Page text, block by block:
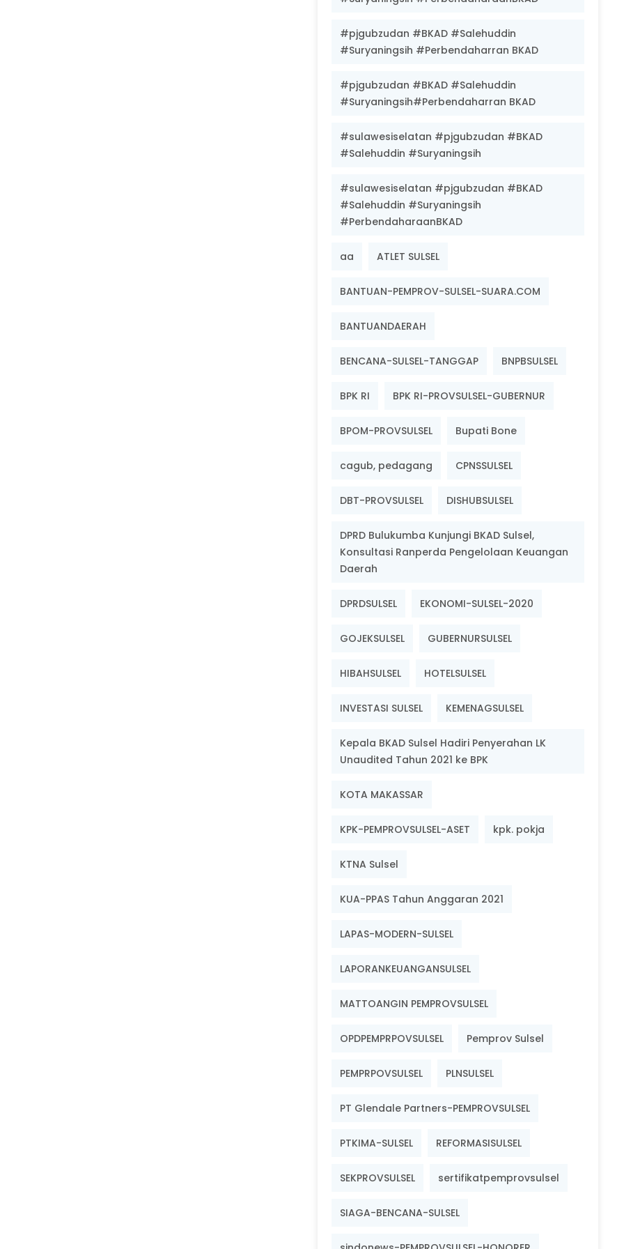
#pjgubzudan #BKAD #Salehuddin
#Suryaningsih #Perbendaharran BKAD
#pjgubzudan #BKAD #Salehuddin
#Suryaningsih#Perbendaharran BKAD
#sulawesiselatan #pjgubzudan #BKAD
#Salehuddin #Suryaningsih
#sulawesiselatan #pjgubzudan #BKAD
#Salehuddin #Suryaningsih
#PerbendaharaanBKAD
aa ATLET SULSEL
BANTUAN-PEMPROV-SULSEL-SUARA.COM
BANTUANDAERAH
BENCANA-SULSEL-TANGGAP BNPBSULSEL
BPK RI BPK RI-PROVSULSEL-GUBERNUR
BPOM-PROVSULSEL Bupati Bone
cagub, pedagang CPNSSULSEL
DBT-PROVSULSEL DISHUBSULSEL
DPRD Bulukumba Kunjungi BKAD Sulsel,
Konsultasi Ranperda Pengelolaan Keuangan
Daerah
DPRDSULSEL EKONOMI-SULSEL-2020
GOJEKSULSEL GUBERNURSULSEL
HIBAHSULSEL HOTELSULSEL
INVESTASI SULSEL KEMENAGSULSEL
Kepala BKAD Sulsel Hadiri Penyerahan LK
Unaudited Tahun 2021 ke BPK
KOTA MAKASSAR
KPK-PEMPROVSULSEL-ASET kpk. pokja
KTNA Sulsel
KUA-PPAS Tahun Anggaran 2021
LAPAS-MODERN-SULSEL
LAPORANKEUANGANSULSEL
MATTOANGIN PEMPROVSULSEL
OPDPEMPRPOVSULSEL Pemprov Sulsel
PEMPRPOVSULSEL PLNSULSEL
PT Glendale Partners-PEMPROVSULSEL
PTKIMA-SULSEL REFORMASISULSEL
SEKPROVSULSEL sertifikatpemprovsulsel
SIAGA-BENCANA-SULSEL